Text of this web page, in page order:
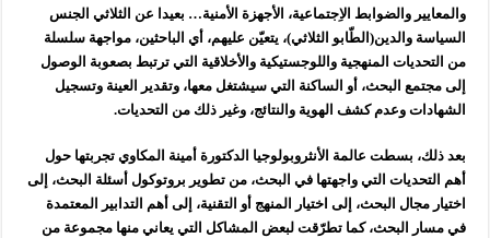
والمعايير والضوابط الاِجتماعية، الأجهزة الأمنية… بعيدا عن الثلاثي الجنس
السياسة والدين(الطّابو الثلاثي)، يتعيّن عليهم، أي الباحثين، مواجهة سلسلة
من التحديات المنهجية واللوجستيكية والأخلاقية التي ترتبط بصعوبة الوصول
إلى مجتمع البحث، أو الساكنة التي سيشتغل معها، وتقدير العينة وتسجيل
الشهادات وعدم كشف الهوية والنتائج، وغير ذلك من التحديات.
بعد ذلك، بسطت عالمة الأنثروبولوجيا الدكتورة أمينة المكاوي تجربتها حول
أهم التحديات التي واجهتها في البحث، من تطوير بروتوكول أسئلة البحث، إلى
اختيار مجال البحث، إلى اختيار المنهج أو التقنية، إلى أهم التدابير المعتمدة
في مسار البحث، كما تطرّقت لبعض المشاكل التي يعاني منها مجموعة من